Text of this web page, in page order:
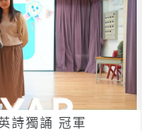
詩獨誦 冠軍